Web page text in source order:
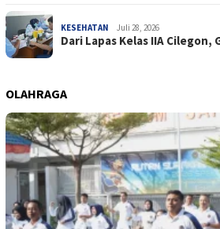
KESEHATAN Juli 28, 2026
Dari Lapas Kelas IIA Cilegon,
OLAHRAGA